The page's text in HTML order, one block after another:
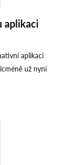
aplikaci
aplikaci
už nyní